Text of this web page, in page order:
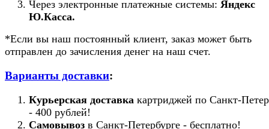
Через электронные платежные системы: Яндекс
Ю.Касса.
*Если вы наш постоянный клиент, заказ может быть
отправлен до зачисления денег на наш счет.
Варианты доставки:
Курьерская доставка картриджей по Санкт-
- 400 рублей!
Самовывоз в Санкт-Петербурге - бесплатно!